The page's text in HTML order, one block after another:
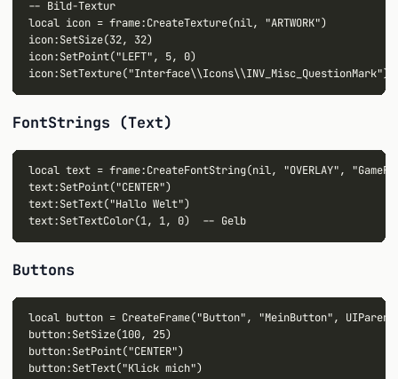
-- Bild-Textur
local icon = frame:CreateTexture(nil, "ARTWORK")
icon:SetSize(32, 32)
icon:SetPoint("LEFT", 5, 0)
FontStrings (Text)
local text = frame:CreateFontString(nil, "OVERLAY",
text:SetPoint("CENTER")
text:SetText("Hallo Welt")
text:SetTextColor(1, 1, 0)  -- Gelb
Buttons
local button = CreateFrame("Button", "MeinButton",
button:SetSize(100, 25)
button:SetPoint("CENTER")
button:SetText("Klick mich")